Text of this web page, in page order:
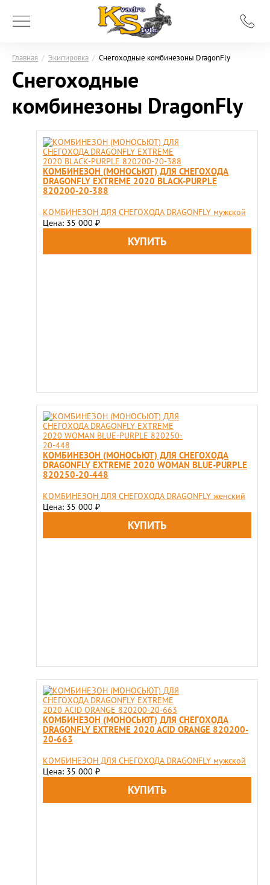
Главная / Экипировка / Снегоходные комбинезоны DragonFly
Снегоходные
комбинезоны DragonFly
КОМБИНЕЗОН (МОНОСЬЮТ) ДЛЯ СНЕГОХОДА
DRAGONFLY EXTREME 2020 BLACK-PURPLE
820200-20-388
КОМБИНЕЗОН ДЛЯ СНЕГОХОДА DRAGONFLY мужской
Цена: 35 000 ₽
КОМБИНЕЗОН (МОНОСЬЮТ) ДЛЯ СНЕГОХОДА
DRAGONFLY EXTREME 2020 WOMAN BLUE-PURPLE
820250-20-448
КОМБИНЕЗОН ДЛЯ СНЕГОХОДА DRAGONFLY женский
Цена: 35 000 ₽
КОМБИНЕЗОН (МОНОСЬЮТ) ДЛЯ СНЕГОХОДА
DRAGONFLY EXTREME 2020 ACID ORANGE 820200-
20-663
КОМБИНЕЗОН ДЛЯ СНЕГОХОДА DRAGONFLY мужской
Цена: 35 000 ₽